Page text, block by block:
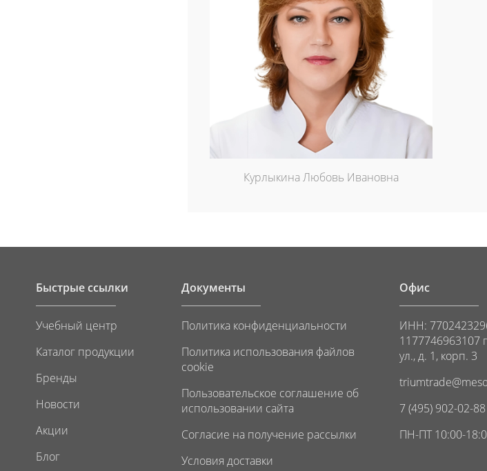
Курлыкина Любовь Ивановна
Быстрые ссылки
Учебный центр
Каталог продукции
Бренды
Новости
Акции
Блог
Документы
Политика конфиденциальности
Политика использования файлов
cookie
Пользовательское соглашение об
использовании сайта
Согласие на получение рассылки
Условия доставки
Офис
ИНН:
1177746963107
ул., д. 1, корп. 3
7 (495) 902-02-88
ПН-ПТ 10:00-